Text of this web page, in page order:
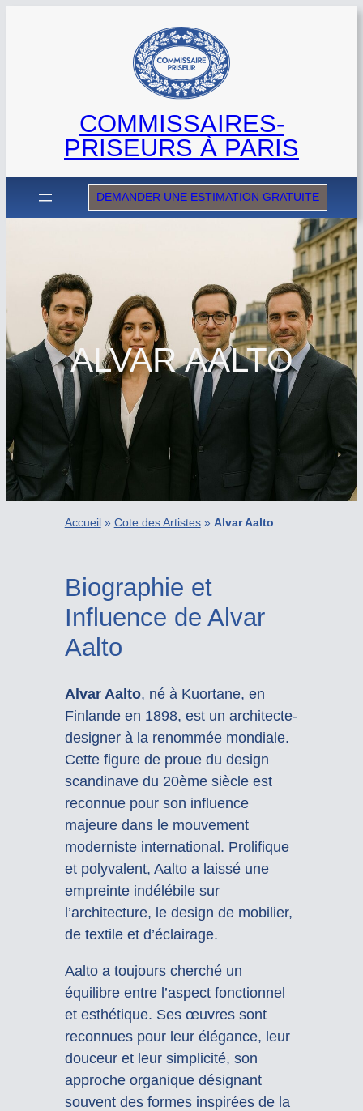
COMMISSAIRES-
PRISEURS À PARIS
DEMANDER UNE ESTIMATION GRATUITE
ALVAR AALTO
Accueil» Cote des Artistes» Alvar Aalto
Biographie et
Influence de Alvar
Aalto
Alvar Aalto, né à Kuortane, en
Finlande en 1898, est un architecte-
designer à la renommée mondiale.
Cette figure de proue du design
scandinave du 20ème siècle est
reconnue pour son influence
majeure dans le mouvement
moderniste international. Prolifique
et polyvalent, Aalto a laissé une
empreinte indélébile sur
l’architecture, le design de mobilier,
de textile et d’éclairage.
Aalto a toujours cherché un
équilibre entre l’aspect fonctionnel
et esthétique. Ses œuvres sont
reconnues pour leur élégance, leur
douceur et leur simplicité, son
approche organique désignant
souvent des formes inspirées de la